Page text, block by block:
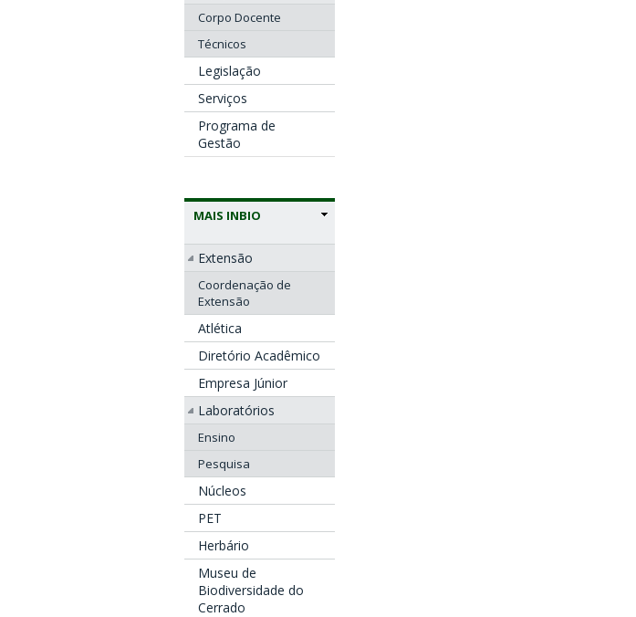
Corpo Docente
Técnicos
Legislação
Serviços
Programa de
Gestão
MAIS INBIO
Extensão
Coordenação de
Extensão
Atlética
Diretório Acadêmico
Empresa Júnior
Laboratórios
Ensino
Pesquisa
Núcleos
PET
Herbário
Museu de
Biodiversidade do
Cerrado